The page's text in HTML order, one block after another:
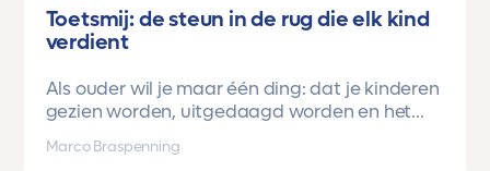
Toetsmij: de steun in de rug die elk kind
verdient
Als ouder wil je maar één ding: dat je kinderen
gezien worden, uitgedaagd worden en het
vertrouwen krijgen dat ze méér kunnen dan ze
zelf soms denken. Voor ons is Toetsmij daarin
Marco Braspenning